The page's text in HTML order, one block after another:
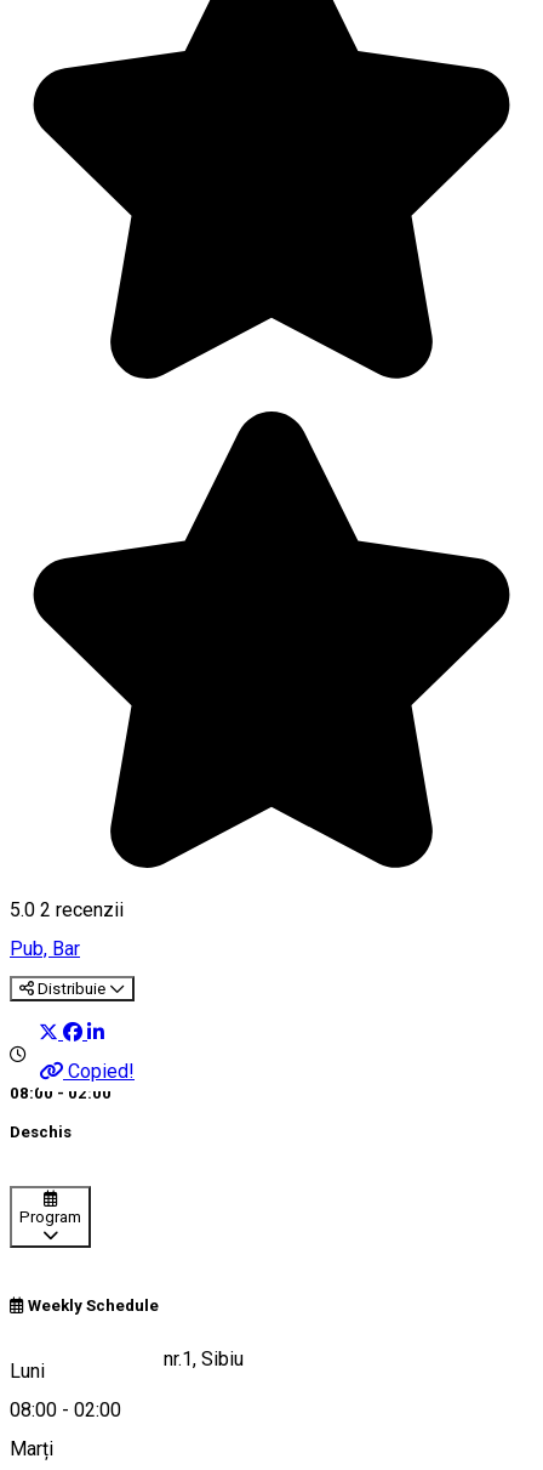
5.0 2 recenzii
Pub, Bar
Distribuie
Copied!
08:00 - 02:00
Deschis
Program
Weekly Schedule
Luni
08:00 - 02:00
Marți
Strada Marasesti, nr.1, Sibiu
Hartă